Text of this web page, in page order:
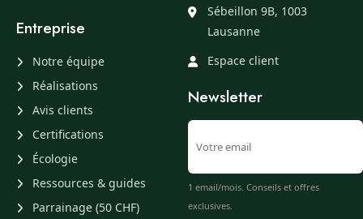
Entreprise
Notre équipe
Réalisations
Avis clients
Certifications
Écologie
Ressources & guides
Parrainage (50 CHF)
Sébeillon 9B, 1003
Lausanne
Espace client
Newsletter
1 email/mois. Conseils et offres
exclusives.